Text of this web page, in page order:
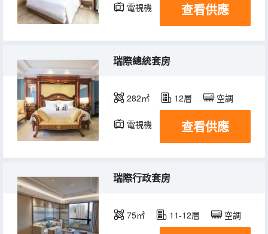
電視機 查看供應
瑞際總統套房
282㎡ 12層 空調
電視機 查看供應
瑞際行政套房
75㎡ 11-12層 空調